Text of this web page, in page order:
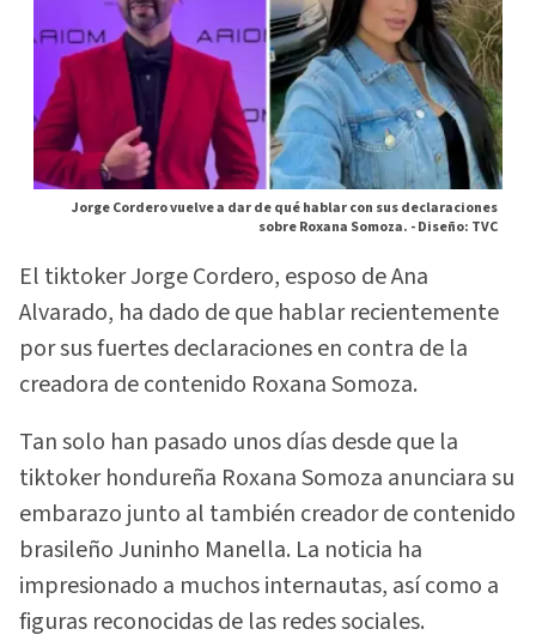
Jorge Cordero vuelve a dar de qué hablar con sus declaraciones
sobre Roxana Somoza. -Diseño: TVC
El tiktoker Jorge Cordero, esposo de Ana
Alvarado, ha dado de que hablar recientemente
por sus fuertes declaraciones en contra de la
creadora de contenido Roxana Somoza.
Tan solo han pasado unos días desde que la
tiktoker hondureña Roxana Somoza anunciara su
embarazo junto al también creador de contenido
brasileño Juninho Manella. La noticia ha
impresionado a muchos internautas, así como a
figuras reconocidas de las redes sociales.